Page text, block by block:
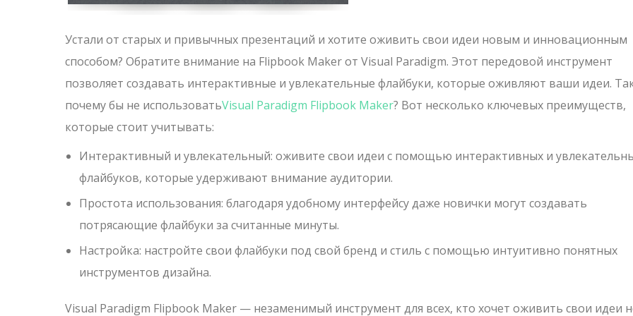
Устали от старых и привычных презентаций и хотите оживить свои идеи новым и инновационным
способом? Обратите внимание на Flipbook Maker от Visual Paradigm. Этот передовой инструмент
позволяет создавать интерактивные и увлекательные флайбуки, которые оживляют ваши идеи.
почему бы не использоватьVisual Paradigm Flipbook Maker? Вот несколько ключевых преимуществ,
которые стоит учитывать:
Интерактивный и увлекательный: оживите свои идеи с помощью интерактивных и
флайбуков, которые удерживают внимание аудитории.
Простота использования: благодаря удобному интерфейсу даже новички могут создавать
потрясающие флайбуки за считанные минуты.
Настройка: настройте свои флайбуки под свой бренд и стиль с помощью интуитивно понятных
инструментов дизайна.
Visual Paradigm Flipbook Maker — незаменимый инструмент для всех, кто хочет оживить свои идеи